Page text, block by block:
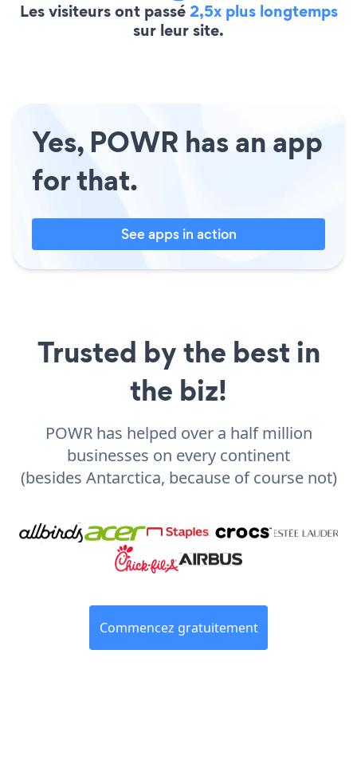
Les visiteurs ont passé2,5x plus longtemps
sur leur site.
Yes, POWR has an app
for that.
See apps in action
Trusted by the best in
the biz!
POWR has helped over a half million
businesses on every continent
(besides Antarctica, because of course not)
Commencez gratuitement